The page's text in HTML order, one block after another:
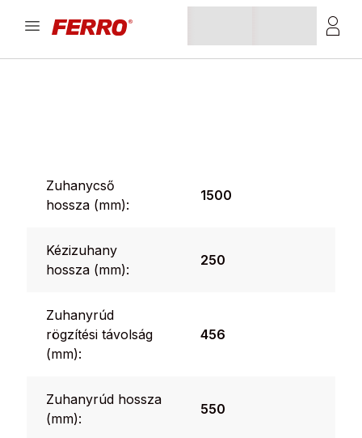
Zuhanycső
hossza (mm):
1500
Kézizuhany
hossza (mm):
250
Zuhanyrúd
rögzítési távolság
(mm):
456
Zuhanyrúd hossza
(mm):
550